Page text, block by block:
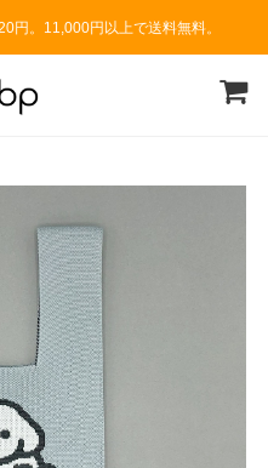
円。11,000円以上で送料無料。